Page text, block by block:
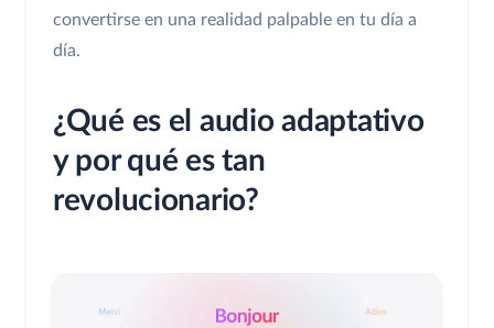
convertirse en una realidad palpable en tu día a
día.
¿Qué es el audio adaptativo
y por qué es tan
revolucionario?